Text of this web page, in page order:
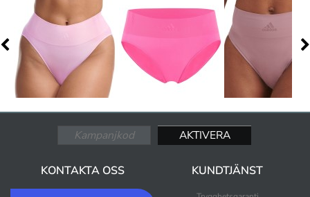
KONTAKTA OSS KUNDTJÄNST